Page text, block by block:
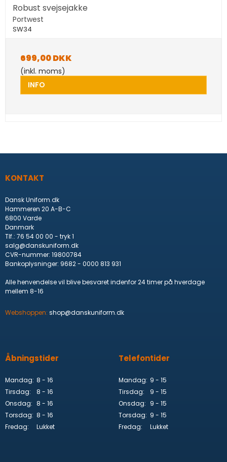
Robust svejsejakke
Portwest
SW34
699,00 DKK
(inkl. moms)
INFO
KONTAKT
Dansk Uniform.dk
Hammeren 20 A-B-C
6800 Varde
Danmark
Tlf.: 76 54 00 00 - tryk 1
salg@danskuniform.dk
CVR-nummer: 19800784
Bankoplysninger: 9682 - 0000 813 931
Alle henvendelse vil blive besvaret indenfor 24 timer på hverdage
mellem 8-16
Webshoppen: shop@danskuniform.dk
Åbningstider
Mandag: 8 - 16
Tirsdag:
8 - 16
Onsdag: 8 - 16
Torsdag: 8 - 16
Fredag:
Lukket
Telefontider
Mandag: 9 - 15
Tirsdag:
9 - 15
Onsdag: 9 - 15
Torsdag: 9 - 15
Fredag:
Lukket